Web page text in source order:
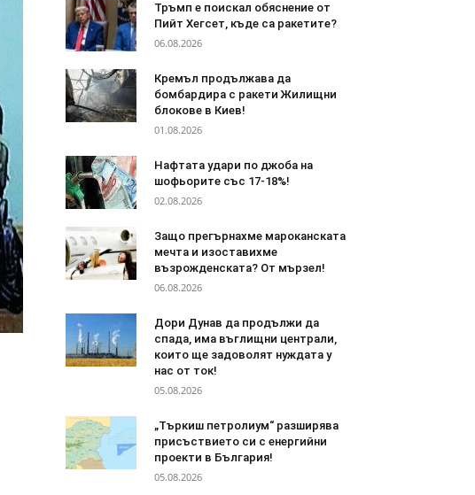
Тръмп е поискал обяснение от
Пийт Хегсет, къде са ракетите?
06.08.2026
Кремъл продължава да
бомбардира с ракети Жилищни
блокове в Киев!
01.08.2026
Нафтата удари по джоба на
шофьорите със 17-18%!
02.08.2026
Защо прегърнахме мароканската
мечта и изоставихме
възрожденската? От мързел!
06.08.2026
Дори Дунав да продължи да
спада, има въглищни централи,
които ще задоволят нуждата у
нас от ток!
05.08.2026
„Търкиш петролиум“ разширява
присъствието си с енергийни
проекти в България!
05.08.2026